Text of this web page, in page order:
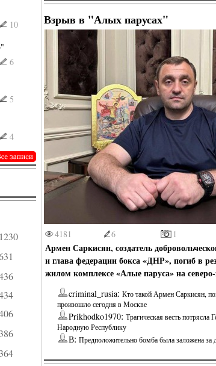
10
6
5
4
1230
386
364
Взрыв в "Алых парусах"
4181 6 1
Армен Саркисян, создатель
и глава федерации бокса «ДНР», погиб в
жилом комплексе «Алые паруса» на
criminal_rusia:Кто такой Армен Саркисян,
произошло сегодня в Москве
Prikhodko1970:Трагическая весть
Народную Республику
В:Предположительно бомба была заложена за